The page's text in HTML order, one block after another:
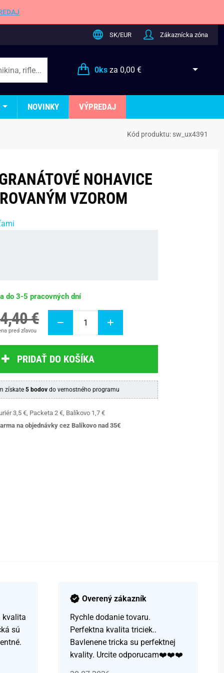
SK/EUR Zákaznícka zóna
0ksza 0,00 €
NOVINKY VÝPREDAJ
Kód produktu: sw_ux4391
NOHAVICE
VZOROM
do 3-5 pracovných dní
€
pred zľavou
PRIDAŤ DO KOŠÍKA
získate 5 bodov do vernostného programu
3,5 €, Packeta 2 €, Balíkovo 1,7 €
na objednávky cez Balíkovo nad 35€
kvalita
sú
Overený zákazník
Rychle dodanie tovaru.
Perfektna kvalita triciek..
Bavlenene tricka su perfektnej
kvality. Urcite odporucam❤️❤️❤️